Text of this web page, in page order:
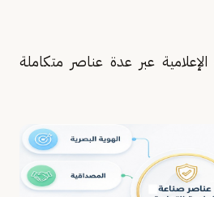
الإعلامية عبر عدة عناصر متكاملة